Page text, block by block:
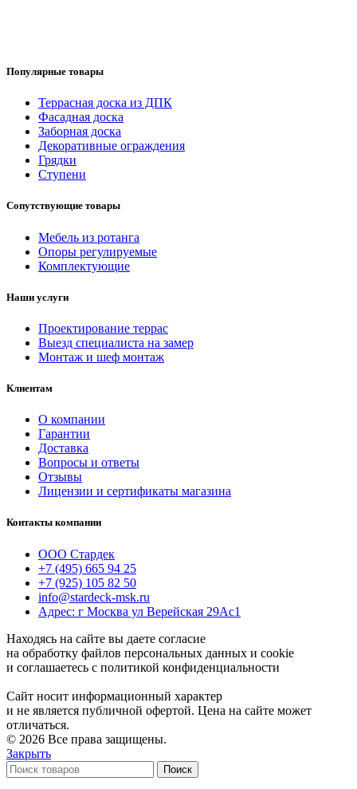
Популярные товары
Террасная доска из ДПК
Фасадная доска
Заборная доска
Декоративные ограждения
Грядки
Ступени
Сопутствующие товары
Мебель из ротанга
Опоры регулируемые
Комплектующие
Наши услуги
Проектирование террас
Выезд специалиста на замер
Монтаж и шеф монтаж
Клиентам
О компании
Гарантии
Доставка
Вопросы и ответы
Отзывы
Лицензии и сертификаты магазина
Контакты компании
ООО Стардек
+7 (495) 665 94 25
+7 (925) 105 82 50
info@stardeck-msk.ru
Адрес: г Москва ул Верейская 29Ас1
Находясь на сайте вы даете согласие
на обработку файлов персональных данных и cookie
и соглашаетесь с политикой конфиденциальности
Сайт носит информационный характер
и не является публичной офертой. Цена на сайте может
отличаться.
© 2026 Все права защищены.
Закрыть
Поиск